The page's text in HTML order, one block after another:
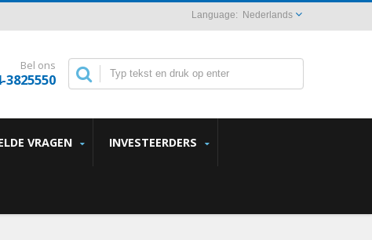
Nederlands
Bel ons
3825550
VRAGEN INVESTEERDERS